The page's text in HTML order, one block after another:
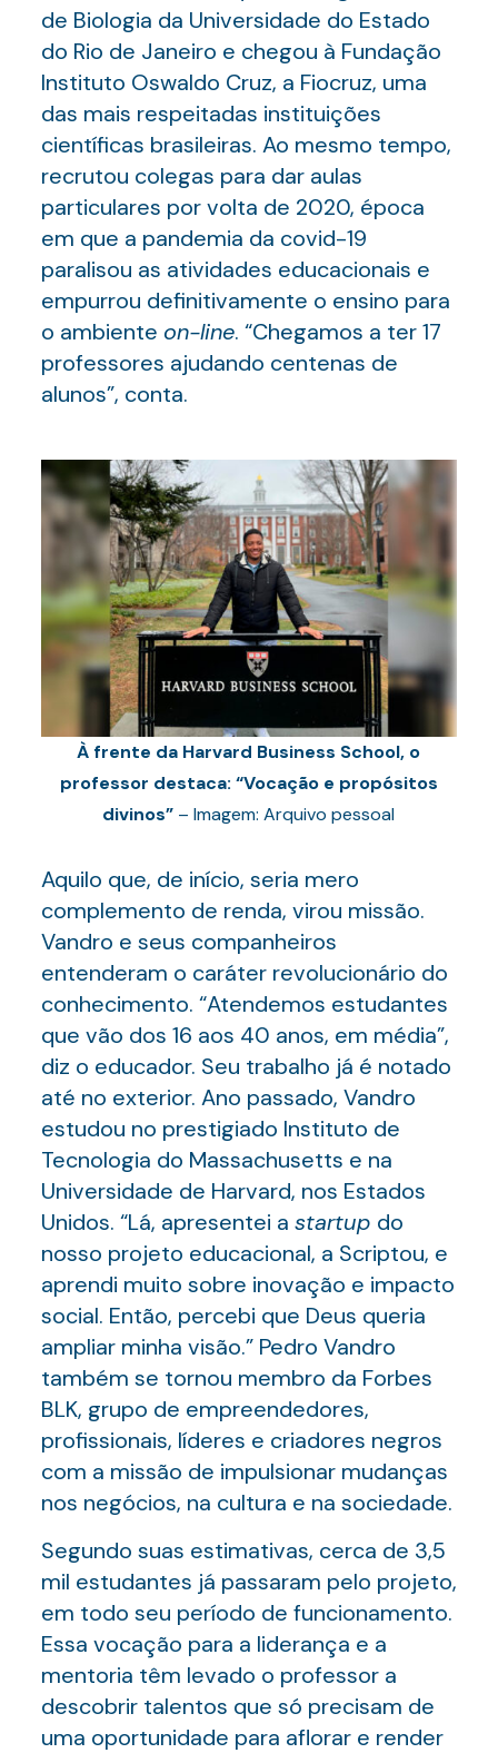
de Biologia da Universidade do Estado
do Rio de Janeiro e chegou à Fundação
Instituto Oswaldo Cruz, a Fiocruz, uma
das mais respeitadas instituições
científicas brasileiras. Ao mesmo tempo,
recrutou colegas para dar aulas
particulares por volta de 2020, época
em que a pandemia da covid-19
paralisou as atividades educacionais e
empurrou definitivamente o ensino para
o ambiente on-line. “Chegamos a ter 17
professores ajudando centenas de
alunos”, conta.
À frente da Harvard Business School, o
professor destaca: “Vocação e propósitos
divinos” – Imagem: Arquivo pessoal
Aquilo que, de início, seria mero
complemento de renda, virou missão.
Vandro e seus companheiros
entenderam o caráter revolucionário do
conhecimento. “Atendemos estudantes
que vão dos 16 aos 40 anos, em média”,
diz o educador. Seu trabalho já é notado
até no exterior. Ano passado, Vandro
estudou no prestigiado Instituto de
Tecnologia do Massachusetts e na
Universidade de Harvard, nos Estados
Unidos. “Lá, apresentei a startup do
nosso projeto educacional, a Scriptou, e
aprendi muito sobre inovação e impacto
social. Então, percebi que Deus queria
ampliar minha visão.” Pedro Vandro
também se tornou membro da Forbes
BLK, grupo de empreendedores,
profissionais, líderes e criadores negros
com a missão de impulsionar mudanças
nos negócios, na cultura e na sociedade.
Segundo suas estimativas, cerca de 3,5
mil estudantes já passaram pelo projeto,
em todo seu período de funcionamento.
Essa vocação para a liderança e a
mentoria têm levado o professor a
descobrir talentos que só precisam de
uma oportunidade para aflorar e render